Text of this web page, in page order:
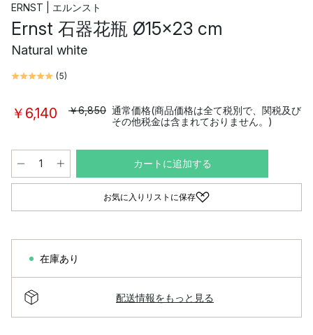
ERNST | エルンスト
Ernst 石器花瓶 Ø15x23 cm
Natural white
(5)
￥6,140 ￥6,850 通常価格(商品価格は全て税別で、関税及び
その他税金は含まれておりません。)
カートに追加する
お気に入りリストに保存
在庫あり
配送情報をもっと見る